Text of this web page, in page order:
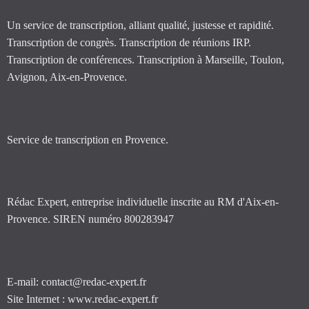
Un service de transcription, alliant qualité, justesse et rapidité.
Transcription de congrès. Transcription de réunions IRP.
Transcription de conférences. Transcription à Marseille, Toulon,
Avignon, Aix-en-Provence.
Service de transcription en Provence.
Rédac Expert, entreprise individuelle inscrite au RM d'Aix-en-
Provence. SIREN numéro 800283947
E-mail: contact@redac-expert.fr
Site Internet : www.redac-expert.fr